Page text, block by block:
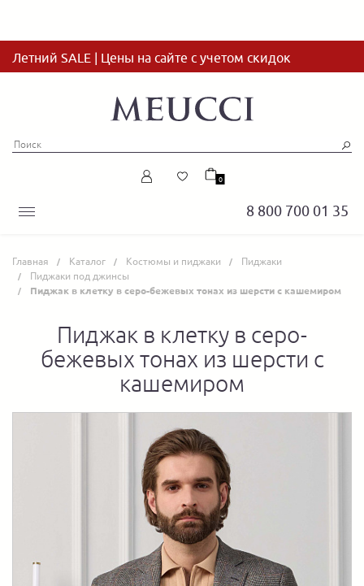
Летний SALE | Цены на сайте с учетом скидок
8 800 700 01 35
0
Главная Каталог Костюмы и пиджаки
Пиджаки
Пиджаки под джинсы
Пиджак в клетку в серо-бежевых тонах из шерсти с кашемиром
Пиджак в клетку в серо-
бежевых тонах из шерсти с
кашемиром